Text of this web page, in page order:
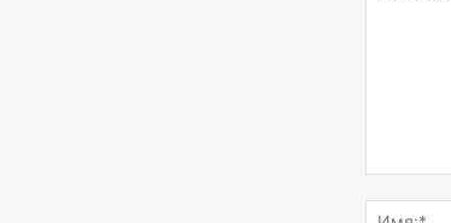
что